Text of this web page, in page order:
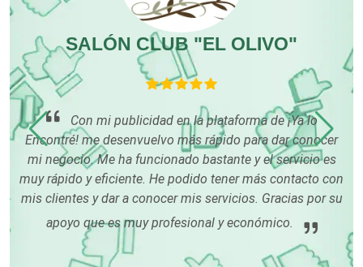
Electricidad y Plomería
Electrodomésticos
Electrónica
Elevadores y Ascensores
SALÓN CLUB "EL OLIVO"
Con mi publicidad en la plataforma de ¡Ya lo
Encontré! me desenvuelvo más rápido para dar conocer
mi negocio. Me ha funcionado bastante y el servicio es
muy rápido y eficiente. He podido tener más contacto con
mis clientes y dar a conocer mis servicios. Gracias por su
apoyo que es muy profesional y económico.